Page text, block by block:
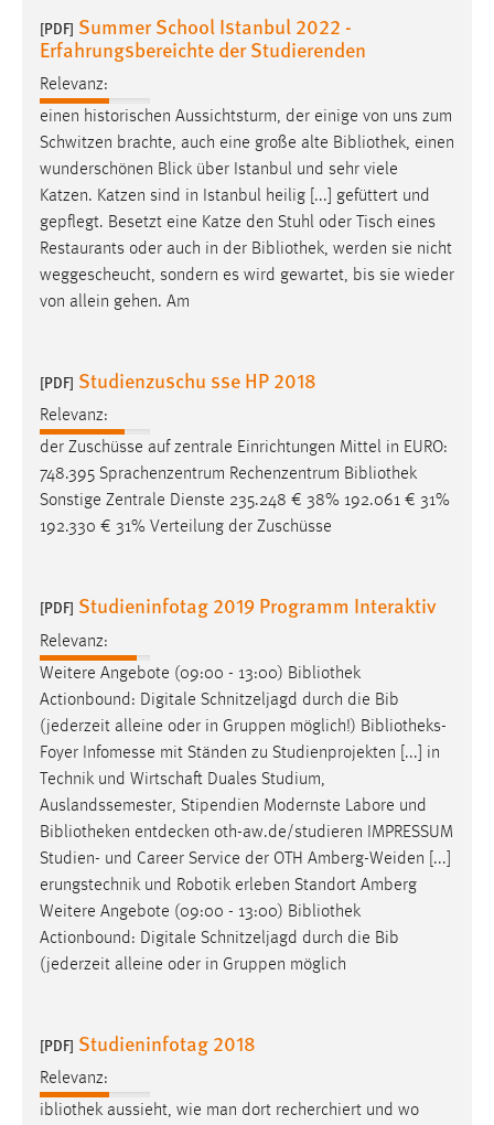
[PDF] Summer School Istanbul 2022 -
Erfahrungsbereichte der Studierenden
Relevanz:
einen historischen Aussichtsturm, der einige von uns zum
Schwitzen brachte, auch eine große alte Bibliothek, einen
wunderschönen Blick über Istanbul und sehr viele
Katzen. Katzen sind in Istanbul heilig [...] gefüttert und
gepflegt. Besetzt eine Katze den Stuhl oder Tisch eines
Restaurants oder auch in der Bibliothek, werden sie nicht
weggescheucht, sondern es wird gewartet, bis sie wieder
von allein gehen. Am
[PDF] Studienzuschu sse HP 2018
Relevanz:
der Zuschüsse auf zentrale Einrichtungen Mittel in EURO:
748.395 Sprachenzentrum Rechenzentrum Bibliothek
Sonstige Zentrale Dienste 235.248 € 38% 192.061 € 31%
192.330 € 31% Verteilung der Zuschüsse
[PDF] Studieninfotag 2019 Programm Interaktiv
Relevanz:
Weitere Angebote (09:00 - 13:00) Bibliothek
Actionbound: Digitale Schnitzeljagd durch die Bib
(jederzeit alleine oder in Gruppen möglich!) Bibliotheks-
Foyer Infomesse mit Ständen zu Studienprojekten [...] in
Technik und Wirtschaft Duales Studium,
Auslandssemester, Stipendien Modernste Labore und
Bibliotheken entdecken oth-aw.de/studieren IMPRESSUM
Studien- und Career Service der OTH Amberg-Weiden [...]
erungstechnik und Robotik erleben Standort Amberg
Weitere Angebote (09:00 - 13:00) Bibliothek
Actionbound: Digitale Schnitzeljagd durch die Bib
(jederzeit alleine oder in Gruppen möglich
[PDF] Studieninfotag 2018
Relevanz:
ibliothek aussieht, wie man dort recherchiert und wo
Performance
Name:
staticfilecache
Zweck:
Für performante Seitenauslieferung wird in diesem Cookie
gespeichert, ob man eingeloggt ist.
Sprachpräferenz
Name:
site-language-preference
Cookie Laufzeit:
30 Tage
Chat
Name:
Wird benötigt um die Chatfunktion nutzen zu können.
Cookie Laufzeit:
MibewSessionID, mibew-chat-frame-style-
Login
Name:
Zweck:
Dieser Cookie ist notwendig um sich an der Website
24 Stunden